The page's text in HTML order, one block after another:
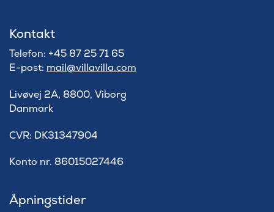
Kontakt
Telefon: +45 87 25 71 65
E-post: mail@villavilla.com
Livøvej 2A, 8800, Viborg
Danmark
​CVR: DK31347904
Konto nr. 86015027446
Åpningstider